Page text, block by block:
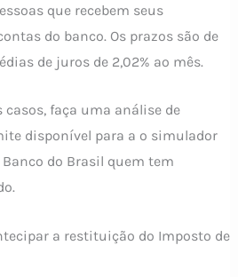
que recebem seus
do banco. Os prazos são de
de juros de 2,02% ao mês.
faça uma análise de
disponível para a o simulador
do Brasil quem tem
a restituição do Imposto de